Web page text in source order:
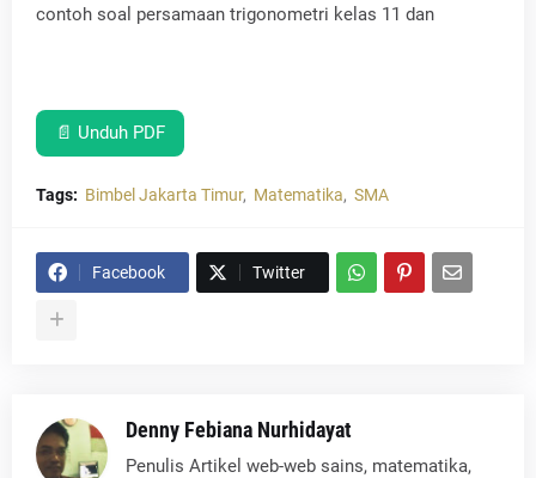
contoh soal persamaan trigonometri kelas 11 dan
📄 Unduh PDF
Tags: Bimbel Jakarta Timur Matematika SMA
Facebook Twitter
Denny Febiana Nurhidayat
Penulis Artikel web-web sains, matematika,